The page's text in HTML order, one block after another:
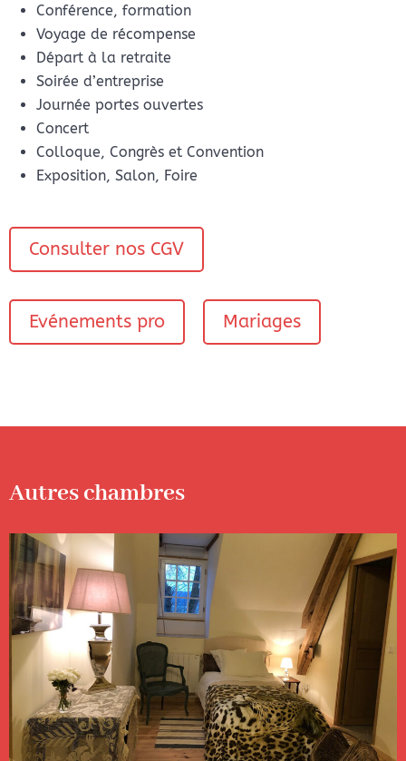
Conférence, formation
Voyage de récompense
Départ à la retraite
Soirée d’entreprise
Journée portes ouvertes
Concert
Colloque, Congrès et Convention
Exposition, Salon, Foire
Consulter nos CGV
Evénements pro Mariages
Autres chambres